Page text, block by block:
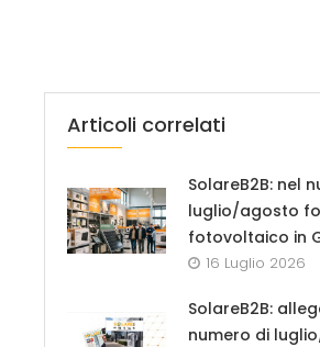
Articoli correlati
SolareB2B: nel
luglio/agosto
fotovoltaico in
16 Luglio 2026
SolareB2B:
numero di